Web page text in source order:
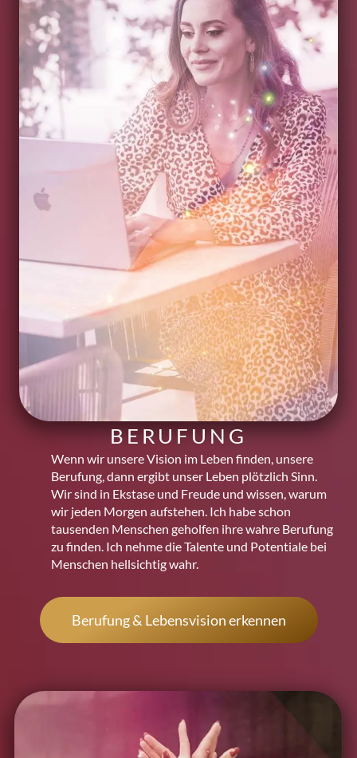
BERUFUNG
Wenn wir unsere Vision im Leben finden, unsere
Berufung, dann ergibt unser Leben plötzlich Sinn.
Wir sind in Ekstase und Freude und wissen, warum
wir jeden Morgen aufstehen. Ich habe schon
tausenden Menschen geholfen ihre wahre Berufung
zu finden. Ich nehme die Talente und Potentiale bei
Menschen hellsichtig wahr.
Berufung & Lebensvision erkennen